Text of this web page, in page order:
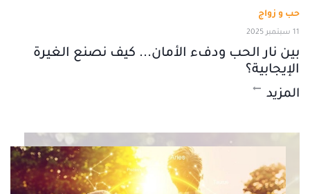
حب و زواج
11 سبتمبر 2025
بين نار الحب ودفء الأمان... كيف نصنع الغيرة
الإيجابية؟
المزيد